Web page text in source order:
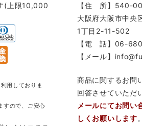
(上限10,000
用しておりま
すので、ご安心
【住 所】540-
大阪府大阪市中央
1丁目2-11-502
【電 話】06-
【メール】
商品に関するお問
回答させていただ
メールにてお問い
しくお願いします。